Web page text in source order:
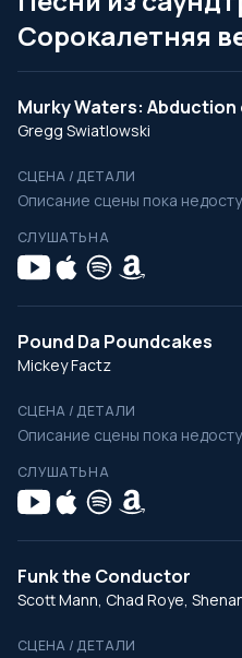
Сорокалетняя
Murky Waters:
Gregg Swiatlowski
СЦЕНА / ДЕТАЛИ
Описание сцены пока
СЛУШАТЬ НА
Pound Da Poundcakes
Mickey Factz
СЦЕНА / ДЕТАЛИ
Описание сцены пока
СЛУШАТЬ НА
Funk the Conductor
Scott Mann, Chad Roye,
СЦЕНА / ДЕТАЛИ